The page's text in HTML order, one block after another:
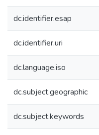
dc.identifier.esap
dc.identifier.uri
dc.language.iso
dc.subject.geographic
dc.subject.keywords